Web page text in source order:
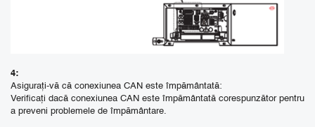
4:
Asigurați-vă că conexiunea CAN este împământată:
Verificați dacă conexiunea CAN este împământată corespunzător pentru
a preveni problemele de împământare.